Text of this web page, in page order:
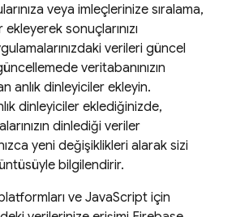
veya imleçlerinize sıralama,
ekleyerek sonuçlarınızı
verileri güncel
veritabanınızın
anlık dinleyiciler ekleyin.
dinleyiciler eklediğinizde,
dinlediği veriler
yeni değişiklikleri alarak sizi
bilgilendirir.
ve JavaScript için